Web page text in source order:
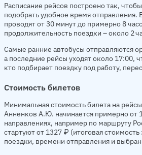
Расписание рейсов построено так,
подобрать удобное время отправления.
проводят от 30 минут до примерно 8
продолжительность поездки – около 2
Самые ранние автобусы отправляются
а последние рейсы уходят около 17:00,
кто подбирает поездку под работу,
Стоимость билетов
Минимальная стоимость билета на
Анненков А.Ю. начинается примерно от
направлениях, например по маршруту
стартуют от 1327 ₽ (итоговая стоимость
поездки, времени отправления и